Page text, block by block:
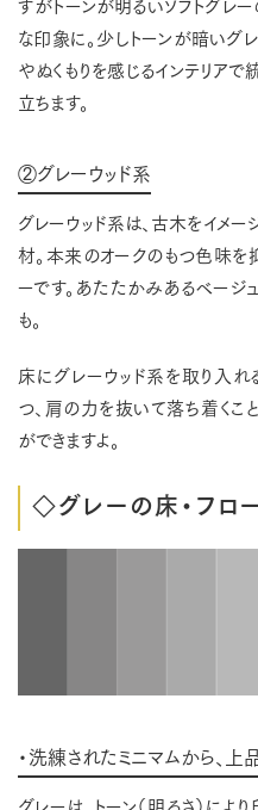
な印象に。少しトーンが暗いグ
やぬくもりを感じるインテリア
立ちます。
②グレーウッド系
グレーウッド系は、古木をイメ
材。本来のオークのもつ色味を
ーです。あたたかみあるベージ
も。
床にグレーウッド系を取り入
つ、肩の力を抜いて落ち着くこ
ができますよ。
◇グレーの床・フロ
・洗練されたミニマムから、